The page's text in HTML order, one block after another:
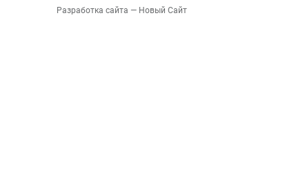
Разработка сайта — Новый Сайт